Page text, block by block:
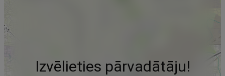
Izvēlieties pārvadātāju!